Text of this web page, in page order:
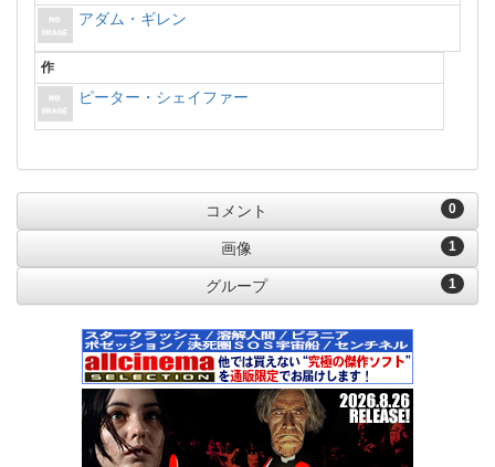
アダム・ギレン
作
ピーター・シェイファー
0
コメント
1
画像
1
グループ